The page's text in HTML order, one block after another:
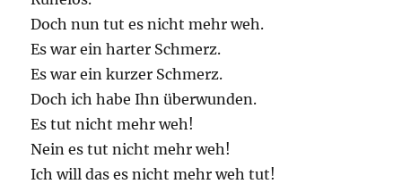
Doch nun tut es nicht mehr weh.
Es war ein harter Schmerz.
Es war ein kurzer Schmerz.
Doch ich habe Ihn überwunden.
Es tut nicht mehr weh!
Nein es tut nicht mehr weh!
Ich will das es nicht mehr weh tut!